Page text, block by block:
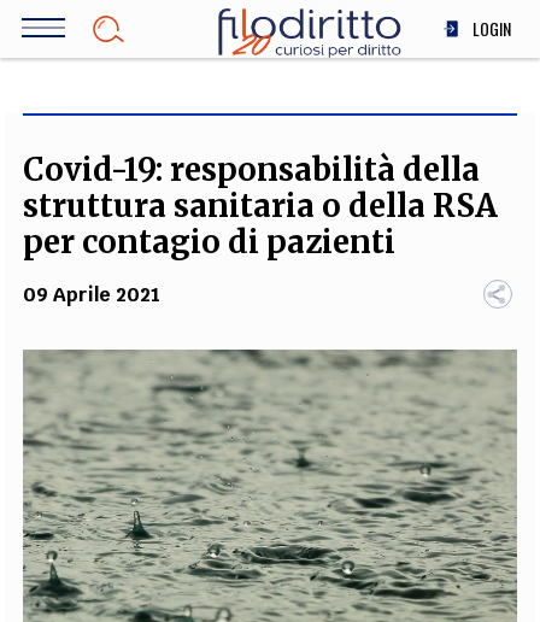
Salta
LOGIN
SOCIETÀ
MEDICINA
SCIENZA
STORIA E FILOSOFIA
TEAM
FILODIRITTO REDAZIONE COMITATO SCIENTIFICO AUTORI CURATORI
FOTOGRAFI PARTNER COLLABORA CON NOI
EXTRA
CODICI RUBRICHE LIBRI PROCEEDINGS PUBBLICITÀ CONTATTI
Covid-19: responsabilità della
struttura sanitaria o della RSA
per contagio di pazienti
09 Aprile 2021